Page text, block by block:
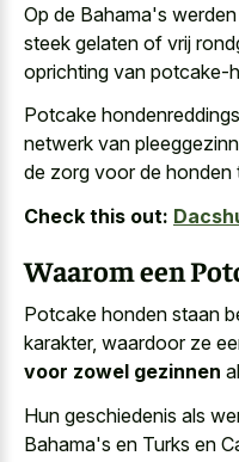
Op de Bahama's
steek gelaten of vrij
oprichting van potcake-
Potcake
netwerk van
de zorg voor de
Check this out:
Waarom een
Potcake honden staan
karakter, waardoor ze
voor zowel gezinnen
Hun geschiedenis als
Bahama's en Turks en